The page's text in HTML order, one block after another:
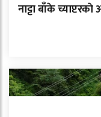
नाट्टा बाँके